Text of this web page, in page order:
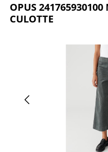
OPUS 241765930100
CULOTTE
Afbeeldingengalerij overslaan